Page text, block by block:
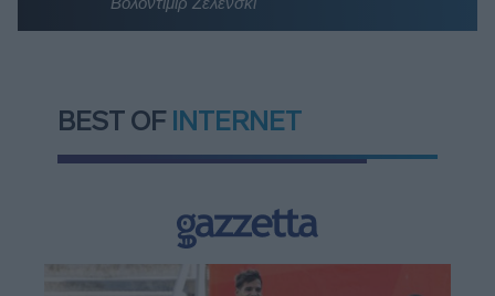
BEST OF INTERNET